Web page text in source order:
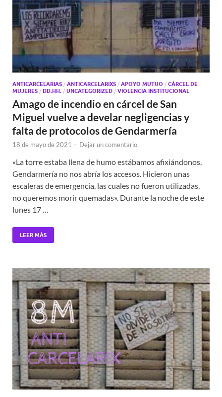
ANTICARCELARIAS / ANTICARCELARIXS / APOYO MUTUO / CÁRCEL DE
MUJERES / DD.HH. / UNCATEGORIZED / VIOLENCIA INSTITUCIONAL
Amago de incendio en cárcel de San
Miguel vuelve a develar negligencias y
falta de protocolos de Gendarmería
18 de mayo de 2021 - Dejar un comentario
«La torre estaba llena de humo estábamos afixiándonos,
Gendarmería no nos abría los accesos. Hicieron unas
escaleras de emergencia, las cuales no fueron utilizadas,
no queremos morir quemadas». Durante la noche de este
lunes 17 …
LEER MÁS